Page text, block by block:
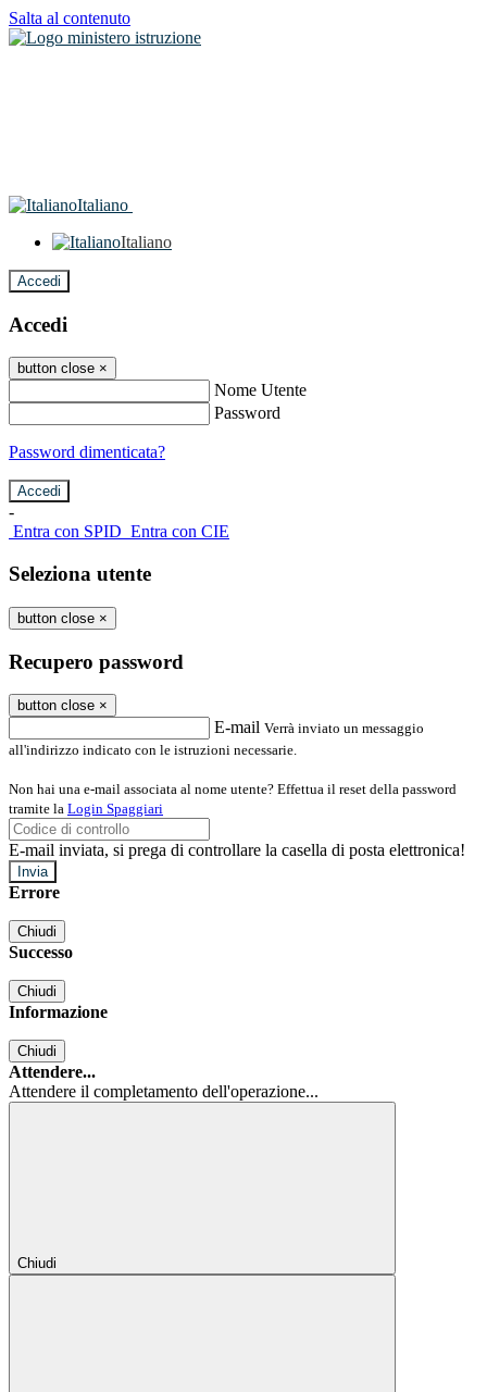
Salta al contenuto
Italiano
Italiano
Accedi
Accedi
button close ×
Nome Utente
Password
Password dimenticata?
-
Entra con SPID Entra con CIE
Seleziona utente
button close ×
Recupero password
button close ×
E-mail Verrà inviato un messaggio
all'indirizzo indicato con le istruzioni necessarie.
Non hai una e-mail associata al nome utente? Effettua il reset della password
tramite la Login Spaggiari
E-mail inviata, si prega di controllare la casella di posta elettronica!
Errore
Chiudi
Successo
Chiudi
Informazione
Chiudi
Attendere...
Attendere il completamento dell'operazione...
Chiudi